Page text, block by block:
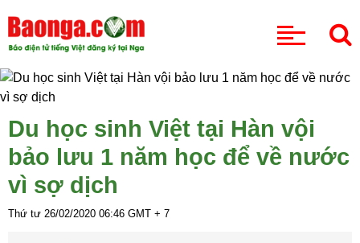
Du học sinh Việt tại Hàn vội
bảo lưu 1 năm học để về nước
vì sợ dịch
Thứ tư 26/02/2020 06:46 GMT + 7